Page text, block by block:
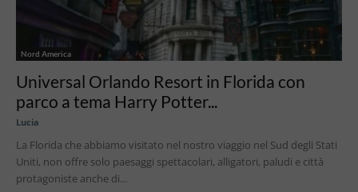
Nord America
Universal Orlando Resort in Florida con
parco a tema Harry Potter...
Lucia
La Florida che abbiamo visitato nel nostro viaggio nel Sud degli Stati
Uniti, non offre solo paesaggi spettacolari, alligatori, paludi e città
protagoniste anche di...